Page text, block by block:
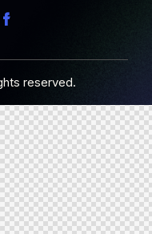
reserved.